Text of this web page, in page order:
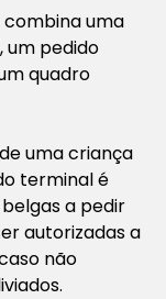
combina uma
um pedido
quadro
uma criança
terminal é
a pedir
autorizadas a
não